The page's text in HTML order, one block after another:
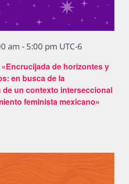
de horizontes y
en busca de la
un contexto interseccional
feminista mexicano»
am - 5:00 pm UTC-6